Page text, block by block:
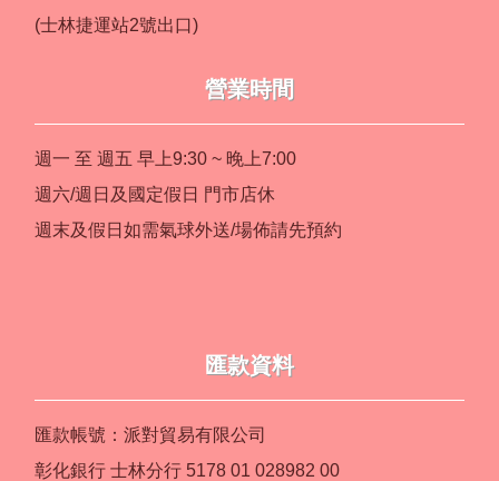
(士林捷運站2號出口)
營業時間
週一 至 週五 早上9:30 ~ 晚上7:00
週六/週日及國定假日 門市店休
週末及假日如需氣球外送/場佈請先預約
匯款資料
匯款帳號：派對貿易有限公司
彰化銀行 士林分行 5178 01 028982 00